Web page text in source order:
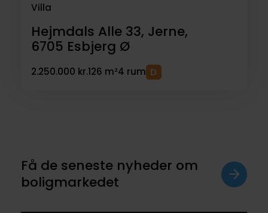
Villa
Hejmdals Alle 33, Jerne,
6705 Esbjerg Ø
2.250.000 kr.126 m²4 rum
Få de seneste nyheder om
boligmarkedet